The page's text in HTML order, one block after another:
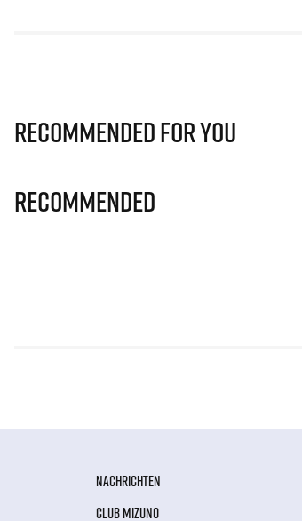
Recommended for you
Recommended
NACHRICHTEN
CLUB MIZUNO